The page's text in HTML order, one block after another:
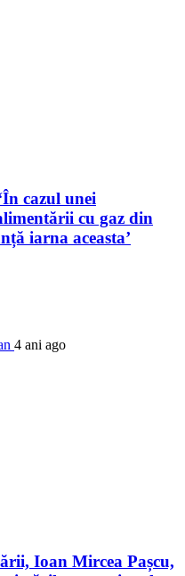
cazul unei
cu gaz din
iarna aceasta’
4 ani ago
Ioan Mircea Pașcu,